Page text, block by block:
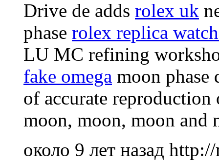
Drive de adds rolex uk
phase rolex replica
LU MC refining
fake omega moon
of accurate
moon, moon, moon and
около 9 лет назад http://